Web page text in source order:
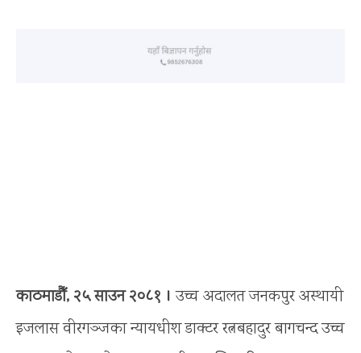
काठमाडौँ, २५ साउन २०८१ । उच्च अदालत जनकपुर अस्थायी
इजलास वीरगञ्जका न्यायधीश डाक्टर रत्नबहादुर बागचन्द उच्च